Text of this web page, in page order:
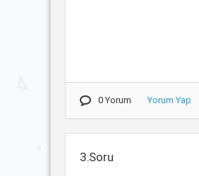
0 Yorum Yorum Yap
3.Soru